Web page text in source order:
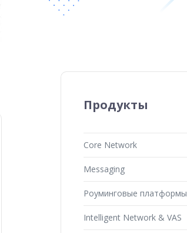
Продукты
Core Network
Messaging
Роуминговые платформы
Intelligent Network & VAS